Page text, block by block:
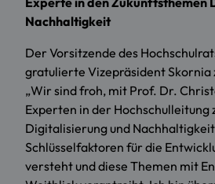
Nachhaltigkeit
Der Vorsitzende des
gratulierte Vizepräsident Skornia
„Wir sind froh, mit Prof. Dr.
Experten in der Hochschulleitung
Digitalisierung und
Schlüsselfaktoren für die
versteht und diese Themen mit